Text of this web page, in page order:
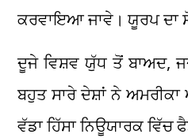
ਕਰਵਾਇਆ ਜਾਵੇ। ਯੂਰਪ ਦਾ
ਦੂਜੇ ਵਿਸ਼ਵ ਯੁੱਧ ਤੋਂ ਬਾਅਦ,
ਬਹੁਤ ਸਾਰੇ ਦੇਸ਼ਾਂ ਨੇ
ਵੱਡਾ ਹਿੱਸਾ ਨਿਊਯਾਰਕ